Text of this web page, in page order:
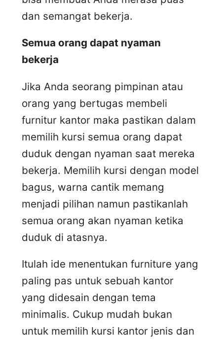
dan semangat bekerja.
Semua orang dapat nyaman
bekerja
Jika Anda seorang pimpinan atau
orang yang bertugas membeli
furnitur kantor maka pastikan dalam
memilih kursi semua orang dapat
duduk dengan nyaman saat mereka
bekerja. Memilih kursi dengan model
bagus, warna cantik memang
menjadi pilihan namun pastikanlah
semua orang akan nyaman ketika
duduk di atasnya.
Itulah ide menentukan furniture yang
paling pas untuk sebuah kantor
yang didesain dengan tema
minimalis. Cukup mudah bukan
untuk memilih kursi kantor jenis dan